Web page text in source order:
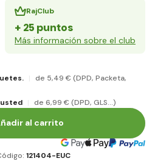
RajClub
+ 25 puntos
Más información sobre el club
de 5,49 € (DPD, Packeta,
usted
de 6,99 € (DPD, GLS...)
al carrito
121404-EUC